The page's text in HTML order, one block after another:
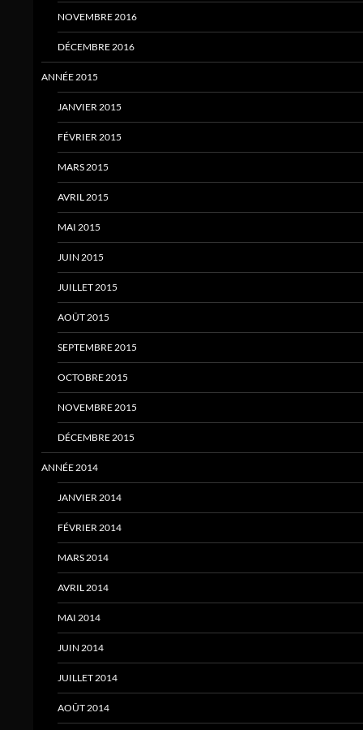
NOVEMBRE 2016
DÉCEMBRE 2016
ANNÉE 2015
JANVIER 2015
FÉVRIER 2015
MARS 2015
AVRIL 2015
MAI 2015
JUIN 2015
JUILLET 2015
AOÛT 2015
SEPTEMBRE 2015
OCTOBRE 2015
NOVEMBRE 2015
DÉCEMBRE 2015
ANNÉE 2014
JANVIER 2014
FÉVRIER 2014
MARS 2014
AVRIL 2014
MAI 2014
JUIN 2014
JUILLET 2014
AOÛT 2014